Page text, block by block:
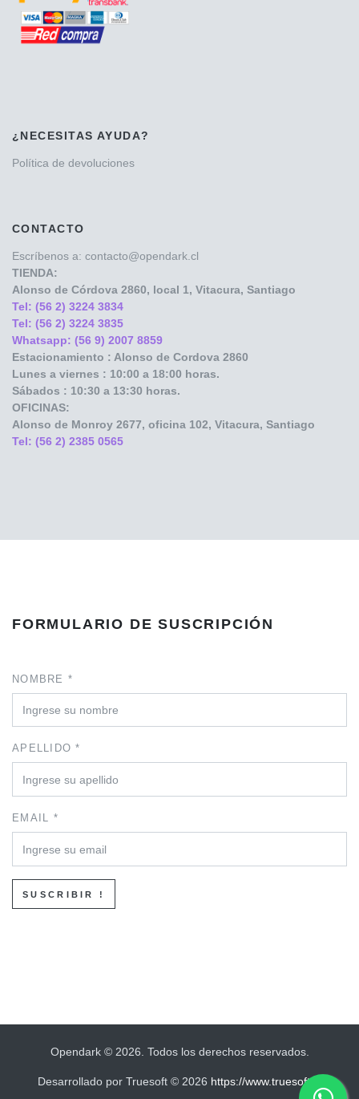
¿NECESITAS AYUDA?
Política de devoluciones
CONTACTO
Escríbenos a: contacto@opendark.cl
TIENDA:
Alonso de Córdova 2860, local 1, Vitacura, Santiago
Tel: (56 2) 3224 3834
Tel: (56 2) 3224 3835
Whatsapp: (56 9) 2007 8859
Estacionamiento : Alonso de Cordova 2860
Lunes a viernes : 10:00 a 18:00 horas.
Sábados : 10:30 a 13:30 horas.
OFICINAS:
Alonso de Monroy 2677, oficina 102, Vitacura, Santiago
Tel: (56 2) 2385 0565
FORMULARIO DE SUSCRIPCIÓN
NOMBRE *
APELLIDO *
EMAIL *
SUSCRIBIR !
Opendark © 2026. Todos los derechos reservados.
Desarrollado por Truesoft © 2026 https://www.truesoft.cl